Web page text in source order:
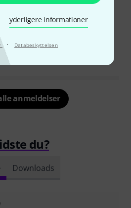
yderligere informationer
· Databeskyttelsen
price,
BEDØMMELSE
anmeldelser
du?
Downloads